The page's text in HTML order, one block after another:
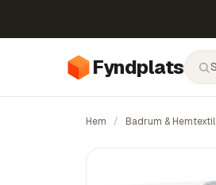
Fyndplats
Hem / Badrum & Hemtextil